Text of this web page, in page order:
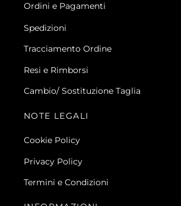
Ordini e Pagamenti
Spedizioni
Tracciamento Ordine
Resi e Rimborsi
Cambio/ Sostituzione Taglia
NOTE LEGALI
Cookie Policy
Privacy Policy
Termini e Condizioni